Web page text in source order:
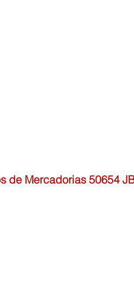
de Mercadorias 50654